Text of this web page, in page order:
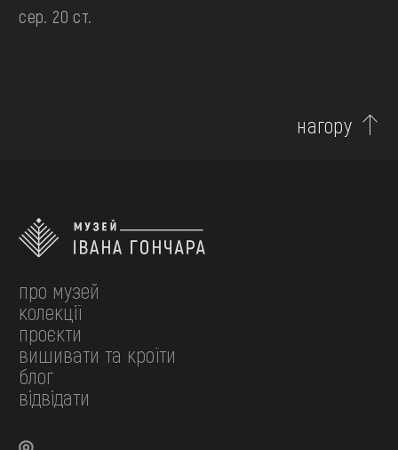
сер. 20 ст.
нагору
про музей
колекції
проєкти
вишивати та кроїти
блог
відвідати